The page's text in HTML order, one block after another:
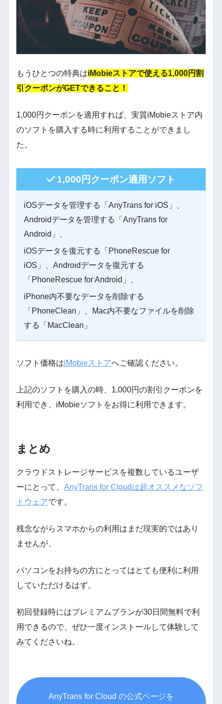
もうひとつの特典はiMobieストアで使える1,000円割
引クーポンがGETできること！
1,000円クーポンを適用すれば、実質iMobieストア内
のソフトを購入する時に利用することができまし
た。
1,000円クーポン適用ソフト
iOSデータを管理する「AnyTrans for iOS」、
Androidデータを管理する「AnyTrans for
Android」、
iOSデータを復元する「PhoneRescue for
iOS」、Androidデータを復元する
「PhoneRescue for Android」、
iPhone内不要なデータを削除する
「PhoneClean」、Mac内不要なファイルを削除
する「MacClean」
ソフト価格はiMobieストアへご確認ください。
上記のソフトを購入の時、1,000円の割引クーポンを
利用でき、iMobieソフトをお得に利用できます。
まとめ
クラウドストレージサービスを複数しているユーザ
ーにとって、 AnyTrans for Cloudは超オススメなソフ
トウェアです。
残念ながらスマホからの利用はまだ現実的ではあり
ませんが、
パソコンをお持ちの方にとってはとても便利に利用
していただけるはず。
初回登録時にはプレミアムプランが30日間無料で利
用できるので、ぜひ一度インストールして体験して
みてくださいね。
AnyTrans for Cloud の公式ページを